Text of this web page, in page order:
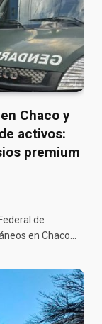
Chaco y
activos:
premium
de
en Chaco…